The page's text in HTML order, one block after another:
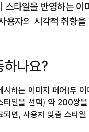
스타일을 반영하는 이
용자의 시각적 취향을
하나요?
시하는 이미지 페어(두 이
타일을 선택) 약 200쌍
되면, 사용자 맞춤 스타일